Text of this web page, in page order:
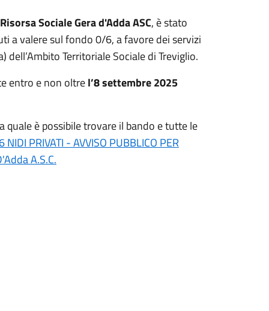
Sociale Gera d'Adda ASC, è stato
a valere sul fondo 0/6, a favore dei servizi
Territoriale Sociale di Treviglio.
entro e non oltrel’8 settembre 2025
è possibile trovare il bando e tutte le
NIDI PRIVATI - AVVISO PUBBLICO PER
A.S.C.